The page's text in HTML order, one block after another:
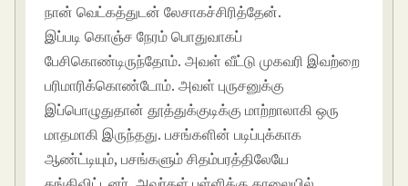
நான் வெட்கத்துடன் லேசாகச்சிரித்தேன்.
இப்படி கொஞ்ச நேரம் பொதுவாகப்
பேசிகொண்டிருந்தோம். அவள் வீட்டு முகவரி இவற்றை
பரிமாரிக்கொண்டோம். அவள் புருசனுக்கு
இப்பொழுதுதான் தூத்துக்குடிக்கு மாற்றாலாகி ஒரு
மாதமாகி இருந்தது. பசங்களின் படிப்புக்காக
ஆண்ட்டியும், பசங்களும் சிதம்பரத்திலேயே